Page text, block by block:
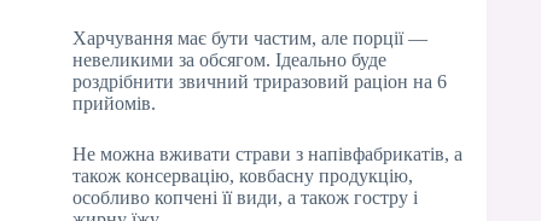
Харчування має бути частим, але порції —
невеликими за обсягом. Ідеально буде
роздрібнити звичний триразовий раціон на 6
прийомів.
Не можна вживати страви з напівфабрикатів, а
також консервацію, ковбасну продукцію,
особливо копчені її види, а також гостру і